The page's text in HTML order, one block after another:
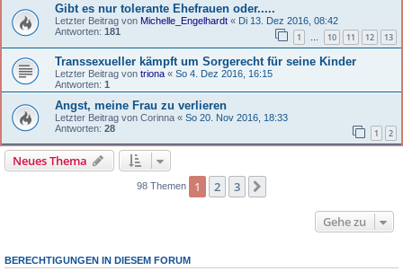
Gibt es nur tolerante Ehefrauen oder.....
Letzter Beitrag von Michelle_Engelhardt « Di 13. Dez 2016, 08:42
Antworten: 181 1 … 10 11 12 13
Transsexueller kämpft um Sorgerecht für seine Kinder
Letzter Beitrag von triona « So 4. Dez 2016, 16:15
Antworten: 1
Angst, meine Frau zu verlieren
Letzter Beitrag von Corinna « So 20. Nov 2016, 18:33
Antworten: 28 1 2
Neues Thema
98 Themen 1 2 3
Gehe zu
BERECHTIGUNGEN IN DIESEM FORUM